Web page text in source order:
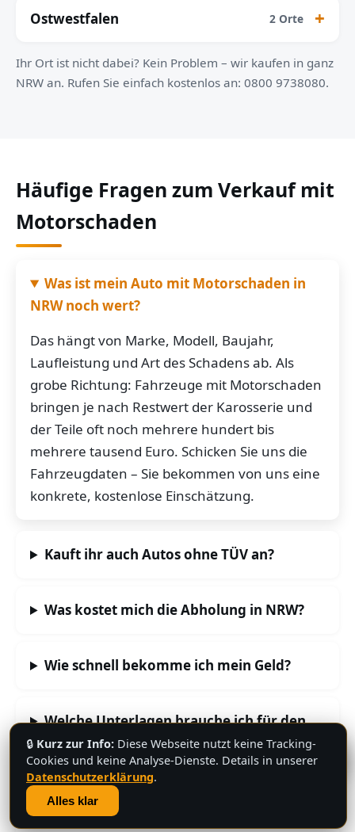
Ostwestfalen 2 Orte
Ihr Ort ist nicht dabei? Kein Problem – wir kaufen in ganz
NRW an. Rufen Sie einfach kostenlos an: 0800 9738080.
Häufige Fragen zum Verkauf mit
Motorschaden
Was ist mein Auto mit Motorschaden in
NRW noch wert?
Das hängt von Marke, Modell, Baujahr,
Laufleistung und Art des Schadens ab. Als
grobe Richtung: Fahrzeuge mit Motorschaden
bringen je nach Restwert der Karosserie und
der Teile oft noch mehrere hundert bis
mehrere tausend Euro. Schicken Sie uns die
Fahrzeugdaten – Sie bekommen von uns eine
konkrete, kostenlose Einschätzung.
Kauft ihr auch Autos ohne TÜV an?
Was kostet mich die Abholung in NRW?
Wie schnell bekomme ich mein Geld?
Welche Unterlagen brauche ich für den
Verkauf?
Übernehmt ihr auch die Abmeldung des
Fahrzeugs?
💬
🔒 Kurz zur Info: Diese Webseite nutzt keine Tracking-
Cookies und keine Analyse-Dienste. Details in unserer
Datenschutzerklärung.
Alles klar